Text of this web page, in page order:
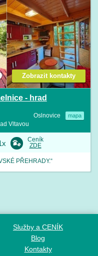
- hrad
Oslnovice mapa
Vltavou
Zobrazit kontakty
Ceník
ZDE
PŘEHRADY.“
Služby a CENÍK
Blog
Kontakty